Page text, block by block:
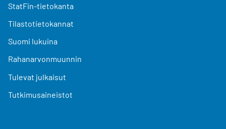
StatFin-tietokanta
Tilastotietokannat
Suomi lukuina
Rahanarvonmuunnin
Tulevat julkaisut
Tutkimusaineistot